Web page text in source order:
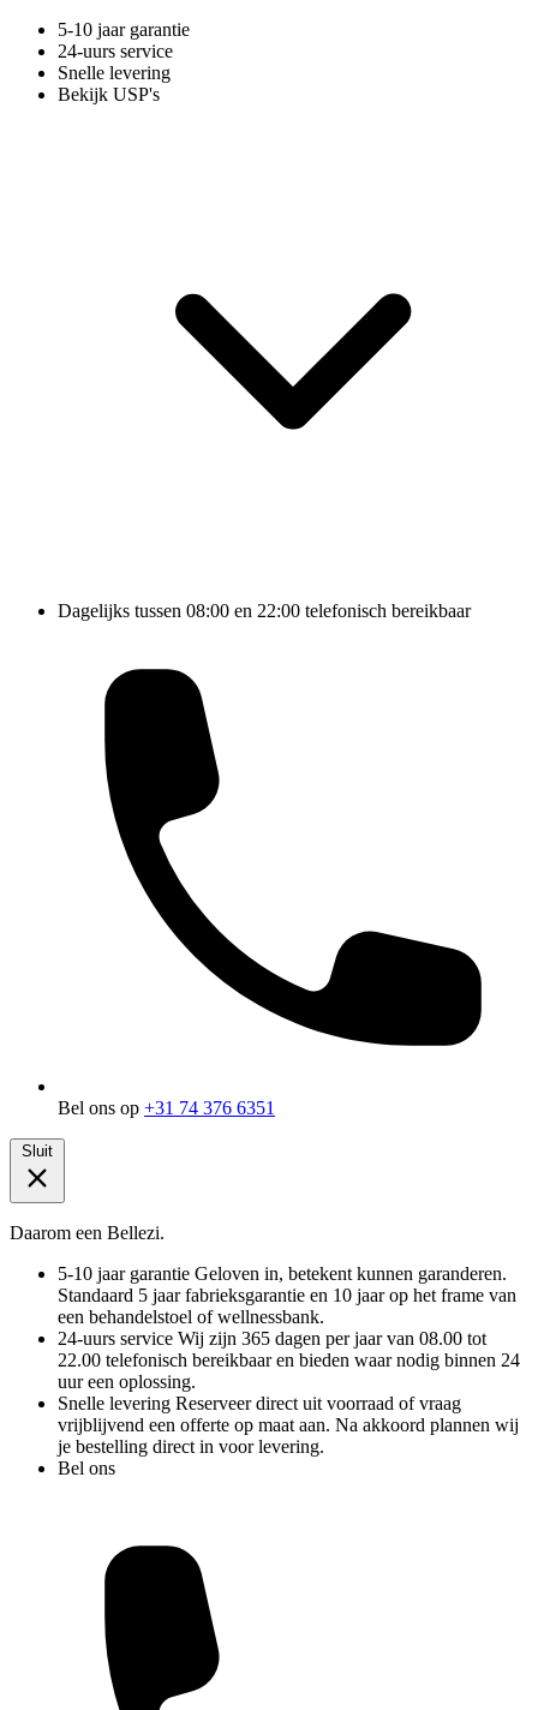
5-10 jaar garantie
24-uurs service
Snelle levering
Bekijk USP's
Dagelijks tussen 08:00 en 22:00 telefonisch bereikbaar
Bel ons op +31 74 376 6351
Sluit
Daarom een Bellezi.
5-10 jaar garantie Geloven in, betekent kunnen garanderen.
Standaard 5 jaar fabrieksgarantie en 10 jaar op het frame van
een behandelstoel of wellnessbank.
24-uurs service Wij zijn 365 dagen per jaar van 08.00 tot
22.00 telefonisch bereikbaar en bieden waar nodig binnen 24
uur een oplossing.
Snelle levering Reserveer direct uit voorraad of vraag
vrijblijvend een offerte op maat aan. Na akkoord plannen wij
je bestelling direct in voor levering.
Bel ons